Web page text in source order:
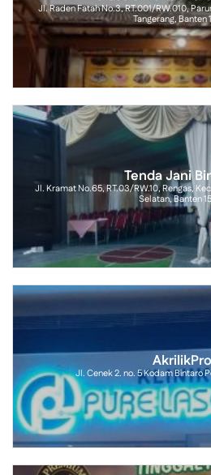
Jl. Raden Fatah No.3, RT.001/RW.010,
Tangerang, Banten
Tenda Jani
Jl. Kramat No.65, RT.03/RW.10, Rengas,
Selatan, Banten
AkrilikPro
Jl. Cenek 2. no. 5 Kodam Bintaro